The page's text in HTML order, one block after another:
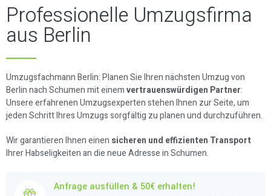
Professionelle Umzugsfirma
aus Berlin
Umzugsfachmann Berlin: Planen Sie Ihren nächsten Umzug von
Berlin nach Schumen mit einemvertrauenswürdigen Partner:
Unsere erfahrenen Umzugsexperten stehen Ihnen zur Seite, um
jeden Schritt Ihres Umzugs sorgfältig zu planen und durchzuführen.
Wir garantieren Ihnen einen sicheren und effizienten Transport
Ihrer Habseligkeiten an die neue Adresse in Schumen.
Anfrage ausfüllen & 50€ erhalten!